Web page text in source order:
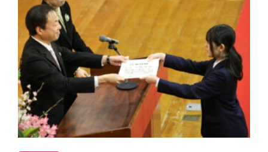
進路・進学
入試情報
受験生の方へ 卒業生の方へ
保護者の方へ アクセスマップ